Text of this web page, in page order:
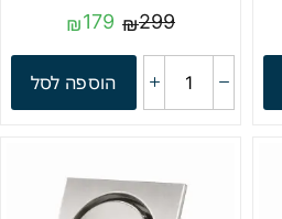
₪299
₪179
הוספה לסל